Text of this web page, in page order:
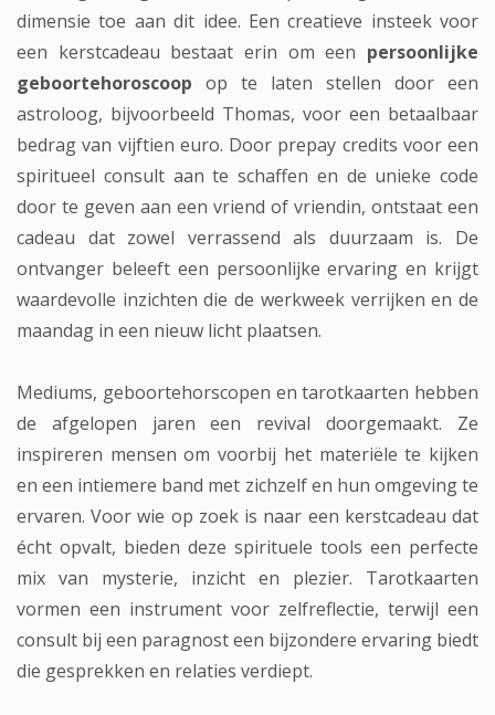
dimensie toe aan dit idee. Een creatieve insteek voor
een kerstcadeau bestaat erin om een persoonlijke
geboortehoroscoop op te laten stellen door een
astroloog, bijvoorbeeld Thomas, voor een betaalbaar
bedrag van vijftien euro. Door prepay credits voor een
spiritueel consult aan te schaffen en de unieke code
door te geven aan een vriend of vriendin, ontstaat een
cadeau dat zowel verrassend als duurzaam is. De
ontvanger beleeft een persoonlijke ervaring en krijgt
waardevolle inzichten die de werkweek verrijken en de
maandag in een nieuw licht plaatsen.
Mediums, geboortehorscopen en tarotkaarten hebben
de afgelopen jaren een revival doorgemaakt. Ze
inspireren mensen om voorbij het materiële te kijken
en een intiemere band met zichzelf en hun omgeving te
ervaren. Voor wie op zoek is naar een kerstcadeau dat
écht opvalt, bieden deze spirituele tools een perfecte
mix van mysterie, inzicht en plezier. Tarotkaarten
vormen een instrument voor zelfreflectie, terwijl een
consult bij een paragnost een bijzondere ervaring biedt
die gesprekken en relaties verdiept.